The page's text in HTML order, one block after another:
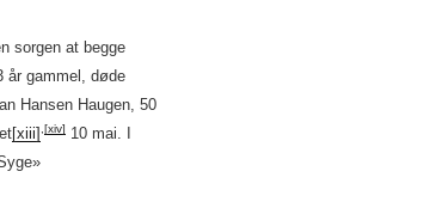
sorgen at begge
år gammel, døde
Hansen Haugen, 50
[xiii] [xiv]10 mai. I